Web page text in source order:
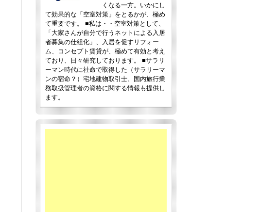
くなる一方。いかにし
て効果的な「空室対策」をとるかが、極め
て重要です。 ■私は・・空室対策として、
「大家さんが自分で行うネットによる入居
者募集の仕組化」、入居を促すリフォー
ム、コンセプト賃貸が、極めて有効と考え
ており、日々研究しております。 ■サラリ
ーマン時代に社命で取得した（サラリーマ
ンの宿命？）宅地建物取引士、国内旅行業
務取扱管理者の資格に関する情報も提供し
ます。